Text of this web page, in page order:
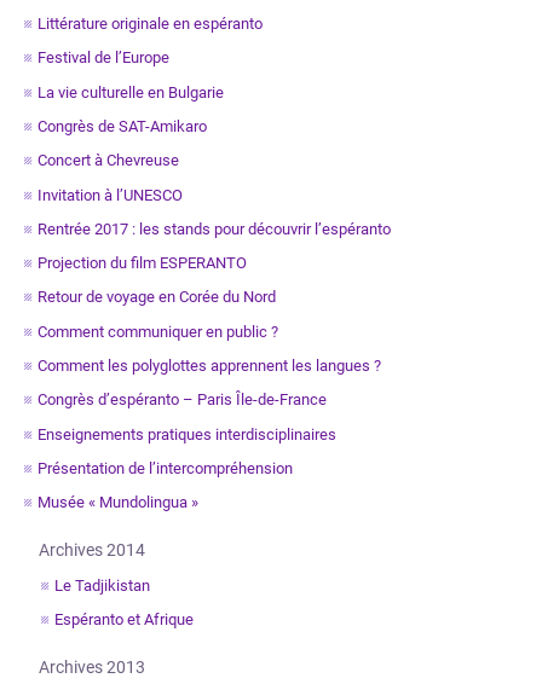
Littérature originale en espéranto
Festival de l’Europe
La vie culturelle en Bulgarie
Congrès de SAT-Amikaro
Concert à Chevreuse
Invitation à l’UNESCO
Rentrée 2017 : les stands pour découvrir l’espéranto
Projection du film ESPERANTO
Retour de voyage en Corée du Nord
Comment communiquer en public ?
Comment les polyglottes apprennent les langues ?
Congrès d’espéranto – Paris Île-de-France
Enseignements pratiques interdisciplinaires
Présentation de l’intercompréhension
Musée « Mundolingua »
Archives 2014
Le Tadjikistan
Espéranto et Afrique
Archives 2013